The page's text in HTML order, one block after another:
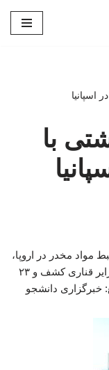
با
مواد مخدر در اروپا،
۳۰ تن کوکائین را از یک کشتی در سواحل جزایر قناری کشف و ۲۳
خبرگزاری دانشجو